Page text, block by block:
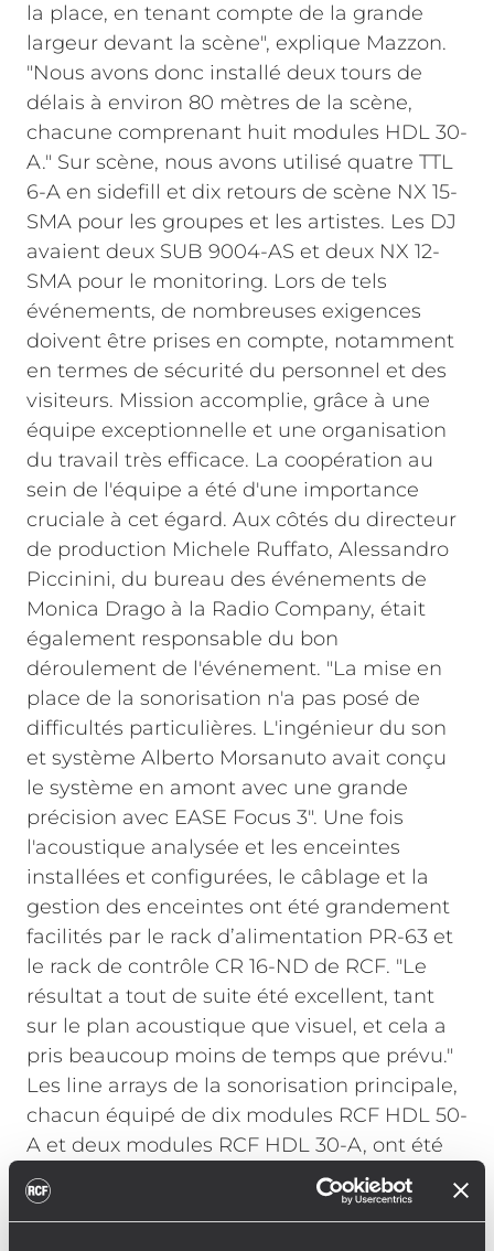
la place, en tenant compte de la grande
largeur devant la scène", explique Mazzon.
"Nous avons donc installé deux tours de
délais à environ 80 mètres de la scène,
chacune comprenant huit modules HDL 30-
A." Sur scène, nous avons utilisé quatre TTL
6-A en sidefill et dix retours de scène NX 15-
SMA pour les groupes et les artistes. Les DJ
avaient deux SUB 9004-AS et deux NX 12-
SMA pour le monitoring. Lors de tels
événements, de nombreuses exigences
doivent être prises en compte, notamment
en termes de sécurité du personnel et des
visiteurs. Mission accomplie, grâce à une
équipe exceptionnelle et une organisation
du travail très efficace. La coopération au
sein de l'équipe a été d'une importance
cruciale à cet égard. Aux côtés du directeur
de production Michele Ruffato, Alessandro
Piccinini, du bureau des événements de
Monica Drago à la Radio Company, était
également responsable du bon
déroulement de l'événement. "La mise en
place de la sonorisation n'a pas posé de
difficultés particulières. L'ingénieur du son
et système Alberto Morsanuto avait conçu
le système en amont avec une grande
précision avec EASE Focus 3". Une fois
l'acoustique analysée et les enceintes
installées et configurées, le câblage et la
gestion des enceintes ont été grandement
facilités par le rack d’alimentation PR-63 et
le rack de contrôle CR 16-ND de RCF. "Le
résultat a tout de suite été excellent, tant
sur le plan acoustique que visuel, et cela a
pris beaucoup moins de temps que prévu."
Les line arrays de la sonorisation principale,
chacun équipé de dix modules RCF HDL 50-
A et deux modules RCF HDL 30-A, ont été
mis en place à l’aide d’un seul moteur de
levage, d’une capacité d'une tonne. Le